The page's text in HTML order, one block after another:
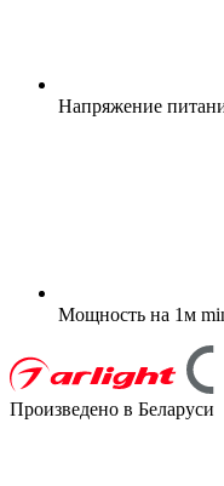
Напряжение
Мощность на 1м
Произведено в Беларуси